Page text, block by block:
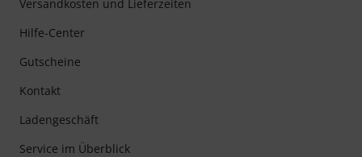
Versandkosten und Lieferzeiten
Hilfe-Center
Gutscheine
Kontakt
Ladengeschäft
Service im Überblick